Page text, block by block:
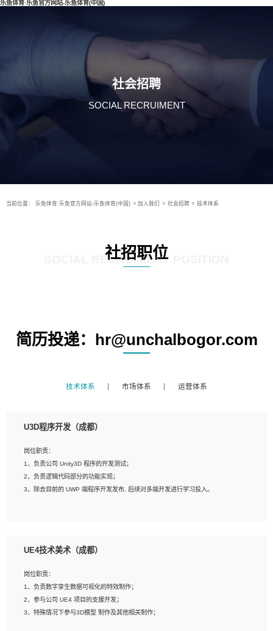
乐鱼体育·乐鱼官方网站-乐鱼体育(中国)
社会招聘
SOCIAL RECRUIMENT
当前位置： 乐鱼体育·乐鱼官方网站-乐鱼体育(中国) > 加入我们 > 社会招聘 > 技术体系
社招职位
SOCIAL RECRUIMENT POSITION
简历投递：hr@unchalbogor.com
技术体系 市场体系 运营体系
U3D程序开发（成都）
岗位职责：
1、负责公司 Unity3D 程序的开发测试；
2、负责逻辑代码部分的功能实现；
3、除去目前的 UWP 端程序开发发布, 后续对多端开发进行学习投入。
2、熟练掌握 Unity3D 程序开发，精通 C# 语言开发；
4、有良好的沟通能力和团队合作意识；
5、开发过 HoloLens 程序者优先。
UE4技术美术（成都）
岗位职责：
1、负责数字孪生数据可视化的特效制作；
2、参与公司 UE4 项目的支援开发；
3、特殊情况下参与3D模型 制作及其他相关制作；